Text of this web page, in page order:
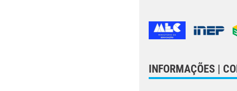
INFORMAÇÕES |